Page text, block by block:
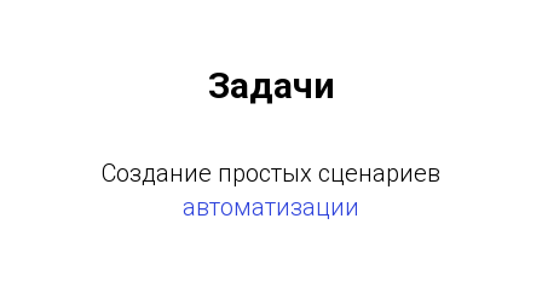
Задачи
Создание простых сценариев
автоматизации